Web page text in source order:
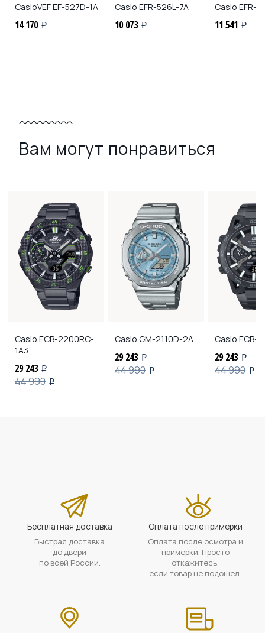
CasioVEFEF-527D-1A
14 170 i
Casio EFR-526L-7A
10 073 i
Casio EFR-
11 541 i
Вам могут понравиться
Casio ECB-2200RC-
1A3
29 243 i
44 990 i
Casio GM-2110D-2A
29 243 i
44 990 i
Casio ECB-
29 243 i
44 990 i
Бесплатная доставка
Быстрая доставка
до двери
по всей России.
Оплата после примерки
Оплата после осмотра и
примерки. Просто
откажитесь,
если товар не подошел.